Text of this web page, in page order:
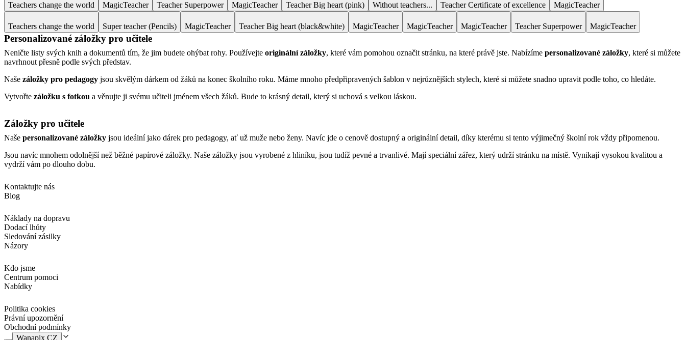
Teachers change the world MagicTeacher Teacher Superpower MagicTeacher Teacher Big heart (pink) Without teachers... Teacher Certificate of excellence MagicTeacher
Teachers change the world Super teacher (Pencils) MagicTeacher Teacher Big heart (black&white) MagicTeacher MagicTeacher MagicTeacher Teacher Superpower MagicTeacher
Personalizované záložky pro učitele
Neničte listy svých knih a dokumentů tím, že jim budete ohýbat rohy. Používejte originální záložky, které vám pomohou označit stránku, na které právě jste. Nabízíme personalizované záložky, které si můžete
navrhnout přesně podle svých představ.
Naše záložky pro pedagogy jsou skvělým dárkem od žáků na konec školního roku. Máme mnoho předpřipravených šablon v nejrůznějších stylech, které si můžete snadno upravit podle toho, co hledáte.
Vytvořte záložku s fotkou a věnujte ji svému učiteli jménem všech žáků. Bude to krásný detail, který si uchová s velkou láskou.
Záložky pro učitele
Naše personalizované záložky jsou ideální jako dárek pro pedagogy, ať už muže nebo ženy. Navíc jde o cenově dostupný a originální detail, díky kterému si tento výjimečný školní rok vždy připomenou.
Jsou navíc mnohem odolnější než běžné papírové záložky. Naše záložky jsou vyrobené z hliníku, jsou tudíž pevné a trvanlivé. Mají speciální zářez, který udrží stránku na místě. Vynikají vysokou kvalitou a
vydrží vám po dlouho dobu.
Kontaktujte nás
Blog
Náklady na dopravu
Dodací lhůty
Sledování zásilky
Názory
Kdo jsme
Centrum pomoci
Nabídky
Politika cookies
Právní upozornění
Obchodní podmínky
Wanapix CZ